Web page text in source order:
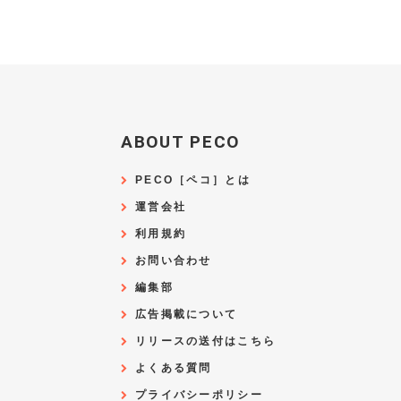
ABOUT PECO
PECO［ペコ］とは
運営会社
利用規約
お問い合わせ
編集部
広告掲載について
リリースの送付はこちら
よくある質問
プライバシーポリシー